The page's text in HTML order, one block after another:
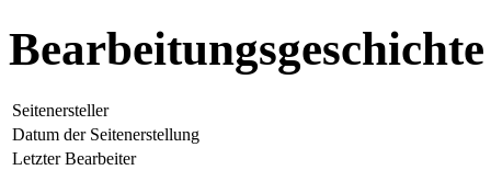
Bearbeitungsgeschichte
Seitenersteller
Datum der Seitenerstellung
Letzter Bearbeiter